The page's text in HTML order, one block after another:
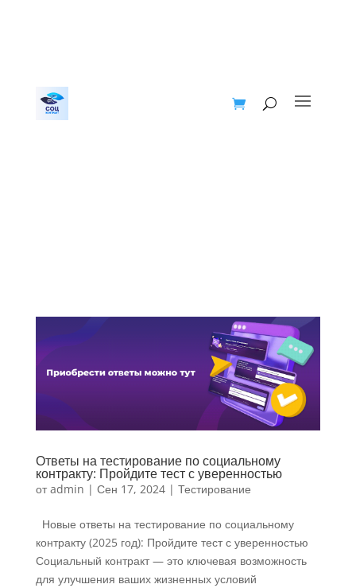
Ответы на тестирование по социальному
контракту: Пройдите тест с уверенностью
отadmin | Сен 17, 2024| Тестирование
Новые ответы на тестирование по социальному
контракту (2025 год): Пройдите тест с уверенностью
Социальный контракт — это ключевая возможность
для улучшения ваших жизненных условий